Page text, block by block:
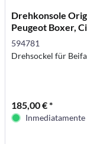
Drehkonsole
Peugeot Boxer,
594781
Drehsockel für
185,00 € *